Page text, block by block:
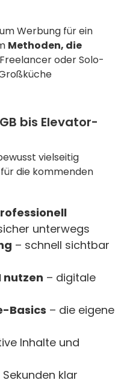
Werbung für ein
Methoden, die
oder Solo-
bis Elevator-
vielseitig
die kommenden
unterwegs
– schnell sichtbar
nutzen – digitale
Basics – die eigene
Inhalte und
Sekunden klar